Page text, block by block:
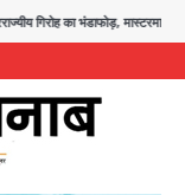
समेत 7 गिरफ्तार